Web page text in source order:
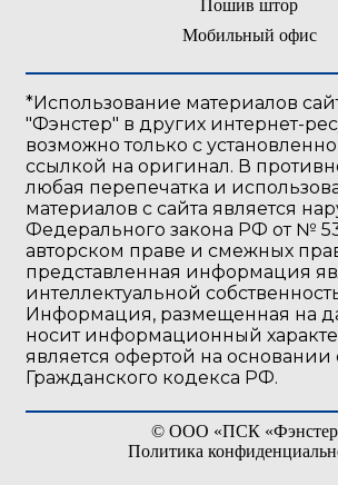
Пошив штор
Мобильный офис
*Использование материалов
"Фэнстер" в других интернет-
возможно только с
ссылкой на оригинал. В
любая перепечатка и
материалов с сайта является
Федерального закона РФ от №
авторском праве и смежных
представленная информация
интеллектуальной
Информация, размещенная на
носит информационный
является офертой на основании
Гражданского кодекса РФ.
© ООО «ПСК
Политика